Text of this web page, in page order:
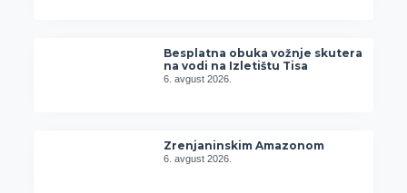
Besplatna obuka vožnje skutera
na vodi na Izletištu Tisa
6. avgust 2026.
Zrenjaninskim Amazonom
6. avgust 2026.